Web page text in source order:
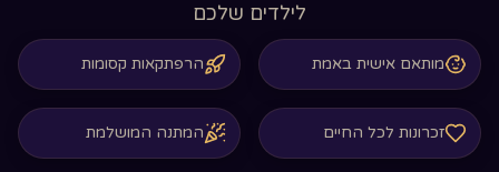
לילדים שלכם
מותאם אישית באמת הרפתקאות קסומות
זכרונות לכל החיים המתנה המושלמת